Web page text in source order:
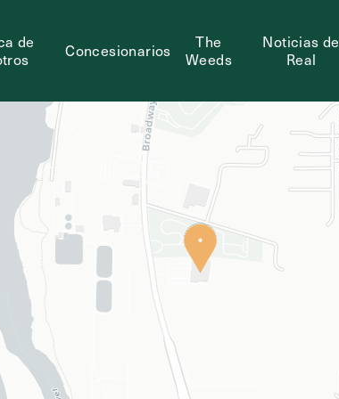
de
Concesionarios
The
Weeds
Noticias de
Real